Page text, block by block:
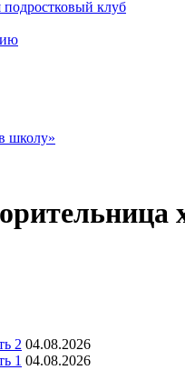
клуб
школу»
2 04.08.2026
1 04.08.2026